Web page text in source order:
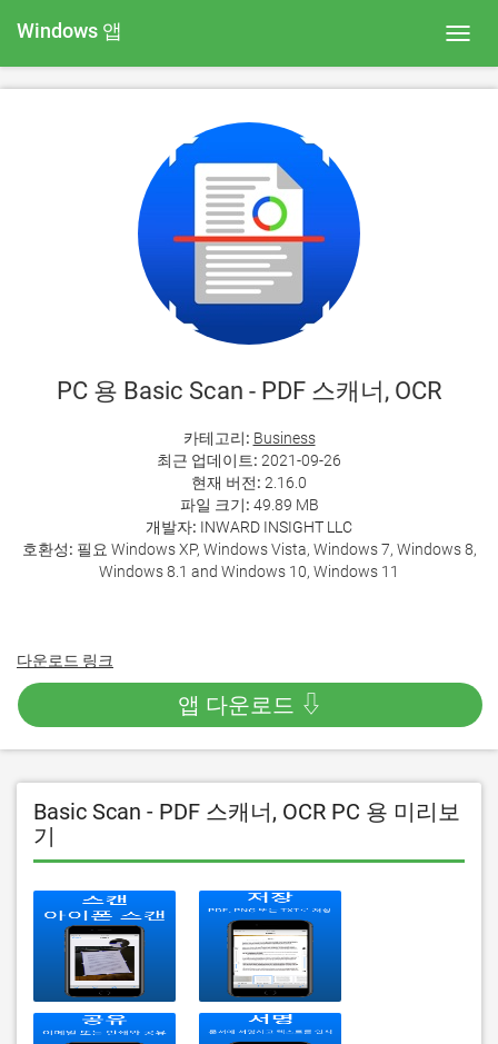
Windows 앱
PC 용 Basic Scan - PDF 스캐너, OCR
카테고리: Business
최근 업데이트: 2021-09-26
현재 버전: 2.16.0
파일 크기: 49.89 MB
개발자: INWARD INSIGHT LLC
호환성: 필요 Windows XP, Windows Vista, Windows 7, Windows 8,
Windows 8.1 and Windows 10, Windows 11
다운로드 링크
앱 다운로드 ⇩
Basic Scan - PDF 스캐너, OCR PC 용 미리보
기